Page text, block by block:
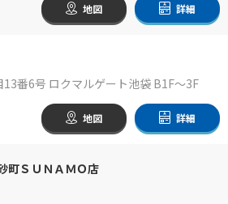
地図 詳細
番6号 ロクマルゲート池袋 B1F～3F
地図 詳細
町ＳＵＮＡＭＯ店